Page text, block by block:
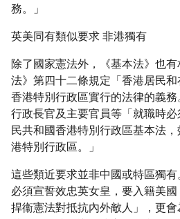
務。」
英美同有類似要求 非港獨有
除了國家憲法外，《基本法》也
法》第四十二條規定「香港居民
香港特別行政區實行的法律的義
行政長官及主要官員等「就職時
民共和國香港特別行政區基本法
港特別行政區。」
這些類近要求並非中國或特區獨
必須宣誓效忠英女皇，要入籍美
捍衞憲法對抵抗內外敵人」，更